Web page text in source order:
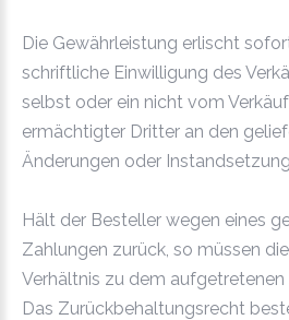
Die Gewährleistung erlischt
schriftliche Einwilligung des
selbst oder ein nicht vom
ermächtigter Dritter an den
Änderungen oder
Hält der Besteller wegen eines
Zahlungen zurück, so müssen
Verhältnis zu dem
Das Zurückbehaltungsrecht